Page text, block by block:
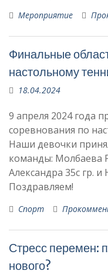
Мероприятие
Финальные
настольному
18.04.2024
9 апреля 2024 года
соревнования по
Наши девочки
команды: Молбаева
Александра 35с гр.
Поздравляем!
Спорт
Стресс перемен:
нового?